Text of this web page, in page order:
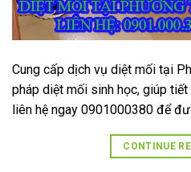
Cung cấp dịch vụ diệt mối tại
pháp diệt mối sinh học, giúp
liên hệ ngay 0901000380 để
CONTINUE